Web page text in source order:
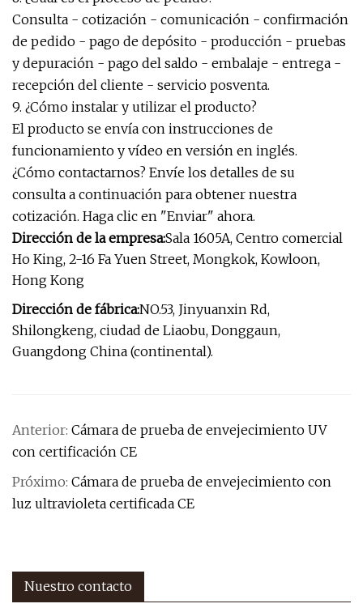
Consulta - cotización - comunicación - confirmación
de pedido - pago de depósito - producción - pruebas
y depuración - pago del saldo - embalaje - entrega -
recepción del cliente - servicio posventa.
9. ¿Cómo instalar y utilizar el producto?
El producto se envía con instrucciones de
funcionamiento y vídeo en versión en inglés.
¿Cómo contactarnos? Envíe los detalles de su
consulta a continuación para obtener nuestra
cotización. Haga clic en "Enviar" ahora.
Dirección de la empresa:Sala 1605A, Centro comercial
Ho King, 2-16 Fa Yuen Street, Mongkok, Kowloon,
Hong Kong
Dirección de fábrica:NO.53, Jinyuanxin Rd,
Shilongkeng, ciudad de Liaobu, Donggaun,
Guangdong China (continental).
Anterior: Cámara de prueba de envejecimiento UV
con certificación CE
Próximo: Cámara de prueba de envejecimiento con
luz ultravioleta certificada CE
Nuestro contacto